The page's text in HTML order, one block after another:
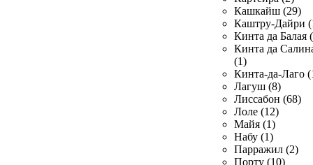
Кашкайш (29)
Каштру-Дайри
Кинта да Балая
Кинта да
(1)
Кинта-да-Лаго
Лагуш (8)
Лиссабон (68)
Лоле (12)
Майя (1)
Набу (1)
Парражил (2)
Порту (10)